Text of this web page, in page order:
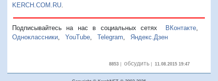
KERCH.COM.RU
Подписывайтесь на нас в социальных сетях ВКонтакте,
Одноклассники
YouTube Telegram Яндекс.Дзен
8853| обсудить| 11.08.2015 19:47